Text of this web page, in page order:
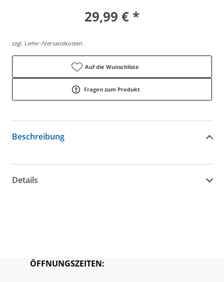
29,99 € *
zzgl. Liefer-/Versandkosten
Auf die Wunschliste
Fragen zum Produkt
Beschreibung
Details
ÖFFNUNGSZEITEN: